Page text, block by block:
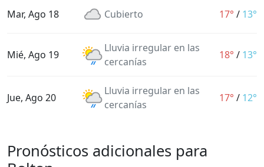
Mar, Ago 18 Cubierto 17° / 13°
Mié, Ago 19
Lluvia irregular en las
cercanías
18° / 13°
Jue, Ago 20
Lluvia irregular en las
cercanías
17° / 12°
Pronósticos adicionales para